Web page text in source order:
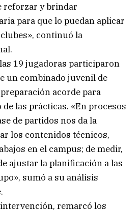
reforzar y brindar
para que lo puedan aplicar
continuó la
19 jugadoras participaron
un combinado juvenil de
acorde para
las prácticas. «En procesos
de partidos nos da la
los contenidos técnicos,
en el campus; de medir,
ajustar la planificación a las
sumó a su análisis
remarcó los